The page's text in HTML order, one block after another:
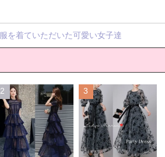
を着ていただいた可愛い女子達
2 3